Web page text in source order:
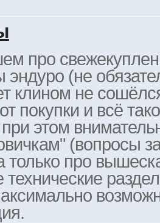
про
эндуро (не
клином не
покупки и всё
этом
(вопросы
только про
технические